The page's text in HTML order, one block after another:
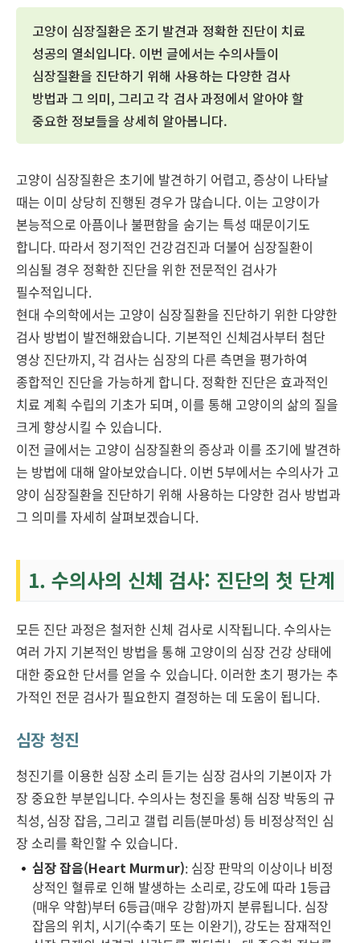
고양이 심장질환은 조기 발견과 정확한 진단이 치료
성공의 열쇠입니다. 이번 글에서는 수의사들이
심장질환을 진단하기 위해 사용하는 다양한 검사
방법과 그 의미, 그리고 각 검사 과정에서 알아야 할
중요한 정보들을 상세히 알아봅니다.
고양이 심장질환은 초기에 발견하기 어렵고, 증상이 나타날
때는 이미 상당히 진행된 경우가 많습니다. 이는 고양이가
본능적으로 아픔이나 불편함을 숨기는 특성 때문이기도
합니다. 따라서 정기적인 건강검진과 더불어 심장질환이
의심될 경우 정확한 진단을 위한 전문적인 검사가
필수적입니다.
현대 수의학에서는 고양이 심장질환을 진단하기 위한 다양한
검사 방법이 발전해왔습니다. 기본적인 신체검사부터 첨단
영상 진단까지, 각 검사는 심장의 다른 측면을 평가하여
종합적인 진단을 가능하게 합니다. 정확한 진단은 효과적인
치료 계획 수립의 기초가 되며, 이를 통해 고양이의 삶의 질을
크게 향상시킬 수 있습니다.
이전 글에서는 고양이 심장질환의 증상과 이를 조기에 발견하
는 방법에 대해 알아보았습니다. 이번 5부에서는 수의사가 고
양이 심장질환을 진단하기 위해 사용하는 다양한 검사 방법과
그 의미를 자세히 살펴보겠습니다.
1. 수의사의 신체 검사: 진단의 첫 단계
모든 진단 과정은 철저한 신체 검사로 시작됩니다. 수의사는
여러 가지 기본적인 방법을 통해 고양이의 심장 건강 상태에
대한 중요한 단서를 얻을 수 있습니다. 이러한 초기 평가는 추
가적인 전문 검사가 필요한지 결정하는 데 도움이 됩니다.
심장 청진
청진기를 이용한 심장 소리 듣기는 심장 검사의 기본이자 가
장 중요한 부분입니다. 수의사는 청진을 통해 심장 박동의 규
칙성, 심장 잡음, 그리고 갤럽 리듬(분마성) 등 비정상적인 심
장 소리를 확인할 수 있습니다.
심장 잡음(Heart Murmur): 심장 판막의 이상이나 비정
상적인 혈류로 인해 발생하는 소리로, 강도에 따라 1등급
(매우 약함)부터 6등급(매우 강함)까지 분류됩니다. 심장
잡음의 위치, 시기(수축기 또는 이완기), 강도는 잠재적인